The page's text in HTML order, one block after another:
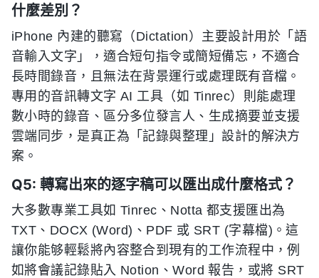
什麼差別？
iPhone 內建的聽寫（Dictation）主要設計用於「語
音輸入文字」，適合短句指令或簡短備忘，不適合
長時間錄音，且無法在背景運行或處理既有音檔。
專用的音訊轉文字 AI 工具（如 Tinrec）則能處理
數小時的錄音、區分多位發言人、生成摘要並支援
雲端同步，是真正為「記錄與整理」設計的解決方
案。
Q5: 轉寫出來的逐字稿可以匯出成什麼格式？
大多數專業工具如 Tinrec、Notta 都支援匯出為
TXT、DOCX (Word)、PDF 或 SRT (字幕檔)。這
讓你能够輕鬆將內容整合到現有的工作流程中，例
如將會議記錄貼入 Notion、Word 報告，或將 SRT